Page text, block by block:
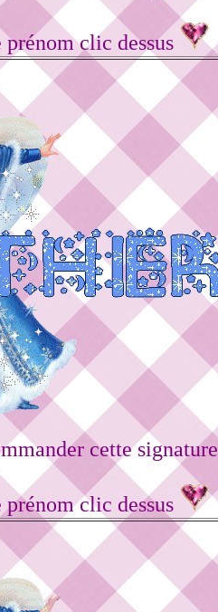
prénom clic dessus
cette signature
prénom clic dessus